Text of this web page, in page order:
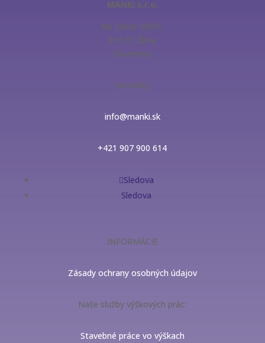
MANKI s.r.o.
Na Sihoti 556/7,
010 01 Žilina
Slovensko
kontakty
info@manki.sk
+421 907 900 614
Sledova
Sledova
INFORMÁCIE
Zásady ochrany osobných údajov
Naše služby výškových prác:
Stavebné práce vo výškach